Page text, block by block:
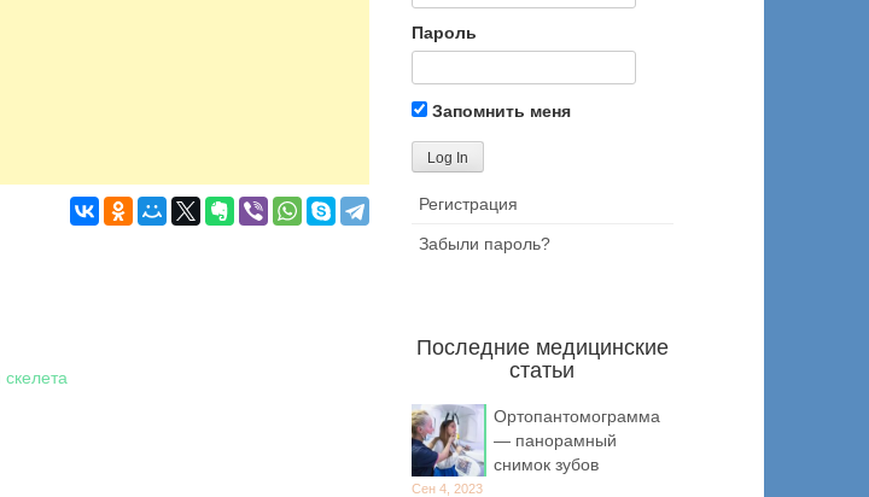
Пароль
Запомнить меня
Регистрация
Забыли пароль?
Последние медицинские
статьи
Ортопантомограмма
— панорамный
снимок зубов
Сен 4, 2023